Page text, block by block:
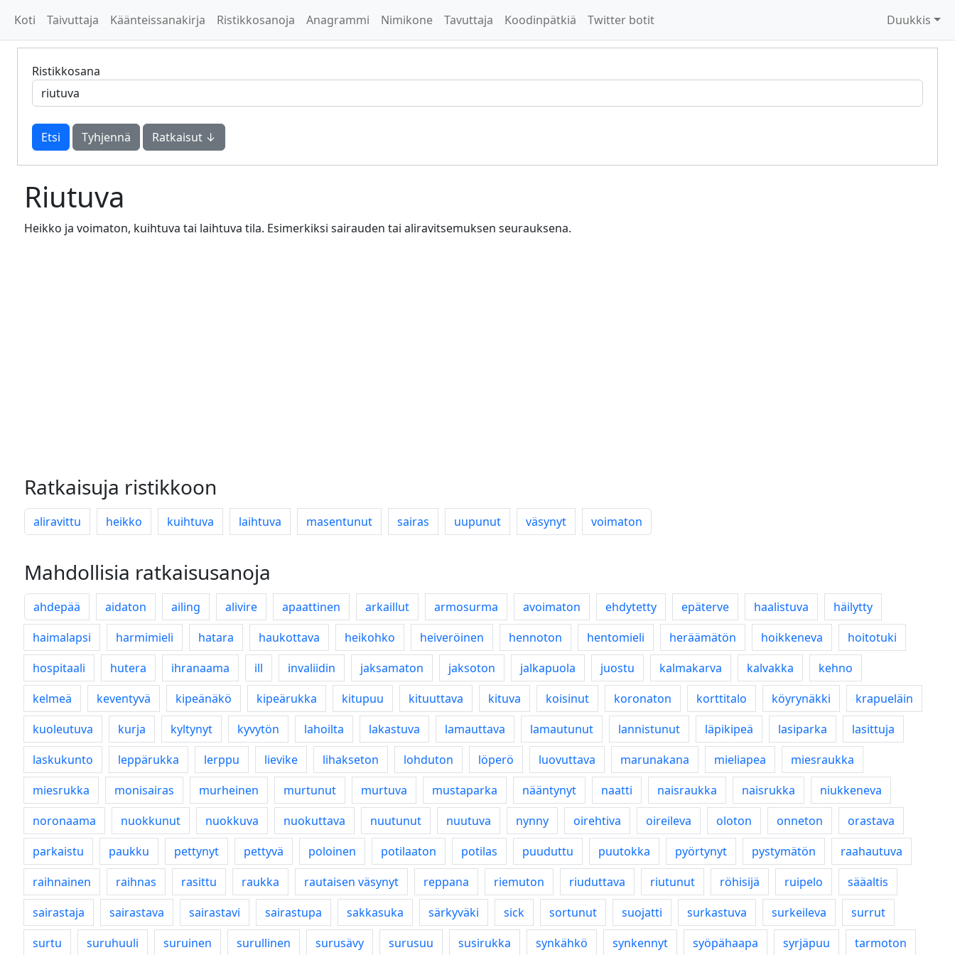
Koti Taivuttaja Käänteissanakirja Ristikkosanoja Anagrammi Nimikone Tavuttaja Koodinpätkiä Twitter botit Duukkis
Ristikkosana
Tyhjennä Ratkaisut ↓
Riutuva
Heikko ja voimaton, kuihtuva tai laihtuva tila. Esimerkiksi sairauden tai aliravitsemuksen seurauksena.
Ratkaisuja ristikkoon
aliravittu heikko kuihtuva laihtuva masentunut sairas uupunut väsynyt voimaton
Mahdollisia ratkaisusanoja
ahdepää aidaton ailing alivire apaattinen arkaillut armosurma avoimaton ehdytetty epäterve haalistuva
häilytty
haimalapsi
harmimieli hatara haukottava heikohko heiveröinen hennoton hentomieli heräämätön hoikkeneva
hoitotuki
hospitaali
hutera ihranaama ill invaliidin jaksamaton jaksoton jalkapuola juostu kalmakarva kalvakka
kehno
kelmeä
keventyvä kipeänäkö kipeärukka kitupuu kituuttava kituva koisinut koronaton korttitalo köyrynäkki
krapueläin
kuoleutuva
kurja kyltynyt kyvytön lahoilta lakastuva lamauttava lamautunut lannistunut läpikipeä lasiparka
lasittuja
laskukunto
leppärukka lerppu lievike lihakseton lohduton löperö luovuttava marunakana mieliapea
miesraukka
miesrukka
monisairas murheinen murtunut murtuva mustaparka nääntynyt naatti naisraukka naisrukka
niukkeneva
noronaama
nuokkunut nuokkuva nuokuttava nuutunut nuutuva nynny oirehtiva oireileva oloton onneton
orastava
parkaistu
paukku pettynyt pettyvä poloinen potilaaton potilas puuduttu puutokka pyörtynyt pystymätön
raahautuva
raihnainen
raihnas rasittu raukka rautaisen väsynyt reppana riemuton riuduttava riutunut röhisijä ruipelo
sääaltis
sairastaja
sairastava sairastavi sairastupa sakkasuka särkyväki sick sortunut suojatti surkastuva surkeileva
surrut
surtu
suruhuuli suruinen surullinen surusävy surusuu susirukka synkähkö synkennyt syöpähaapa syrjäpuu tarmoton